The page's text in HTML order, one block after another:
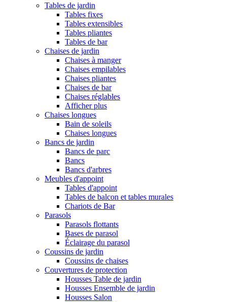
Tables de jardin
Tables fixes
Tables extensibles
Tables pliantes
Tables de bar
Chaises de jardin
Chaises à manger
Chaises empilables
Chaises pliantes
Chaises de bar
Chaises réglables
Afficher plus
Chaises longues
Bain de soleils
Chaises longues
Bancs de jardin
Bancs de parc
Bancs
Bancs d'arbres
Meubles d'appoint
Tables d'appoint
Tables de balcon et tables murales
Chariots de Bar
Parasols
Parasols flottants
Bases de parasol
Éclairage du parasol
Coussins de jardin
Coussins de chaises
Couvertures de protection
Housses Table de jardin
Housses Ensemble de jardin
Housses Salon